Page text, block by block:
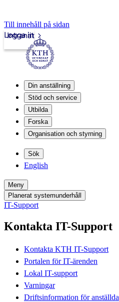
Till innehåll på sidan
Intranät
Logga in
Din anställning
Stöd och service
Utbilda
Forska
Organisation och styrning
Sök
English
Meny
Planerat systemunderhåll
IT-Support
Kontakta IT-Support
Kontakta KTH IT-Support
Portalen för IT-ärenden
Lokal IT-support
Varningar
Driftsinformation för anställda